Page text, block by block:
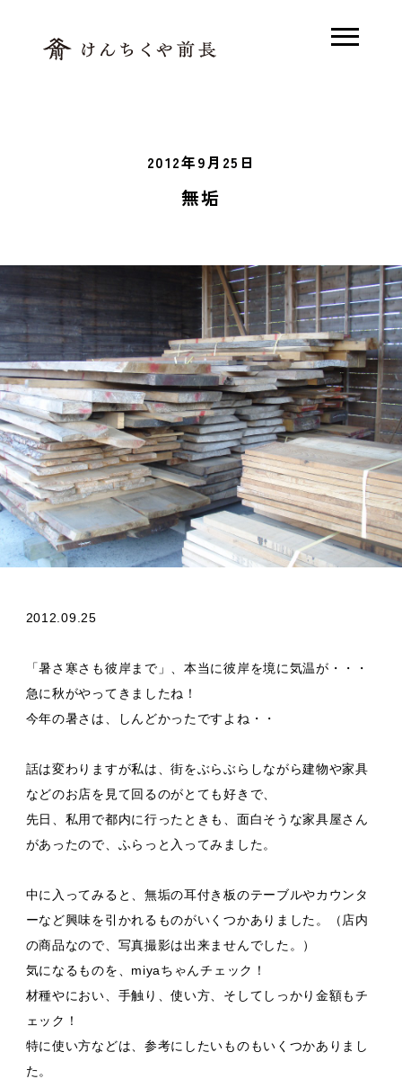
モデルハウス
木の家Q&A
施工事例
ブログ
会社概要
2012年9月25日
無垢
2012.09.25
「暑さ寒さも彼岸まで」、本当に彼岸を境に気温が・・・
急に秋がやってきましたね！
今年の暑さは、しんどかったですよね・・
話は変わりますが私は、街をぶらぶらしながら建物や家具
などのお店を見て回るのがとても好きで、
先日、私用で都内に行ったときも、面白そうな家具屋さん
があったので、ふらっと入ってみました。
中に入ってみると、無垢の耳付き板のテーブルやカウンタ
ーなど興味を引かれるものがいくつかありました。（店内
の商品なので、写真撮影は出来ませんでした。）
気になるものを、miyaちゃんチェック！
材種やにおい、手触り、使い方、そしてしっかり金額もチ
ェック！
特に使い方などは、参考にしたいものもいくつかありまし
た。